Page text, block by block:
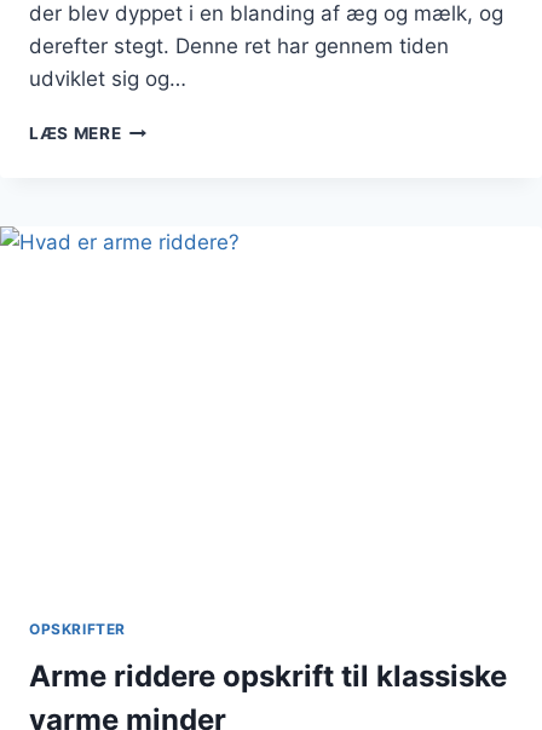
der blev dyppet i en blanding af æg og mælk, og
derefter stegt. Denne ret har gennem tiden
udviklet sig og…
LÆS MEREARME
FLØDESKUM:
OPSKRIFTER
Arme riddere opskrift til klassiske
varme minder